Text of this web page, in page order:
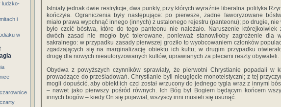
ludzko-
i
w
Istniały jednak dwie restrykcje, dwa punkty, przy których wyraźnie liberalna polityka
kończyła. Ograniczenia były następujące: po pierwsze, żadne faworyzowane
miało prawa wypchnąć innego (innych) z ustalonego rejestru (panteonu); po drugie, nie
było czcić bóstwa, które do tego panteonu nie należało. Naruszenie którejkolwiek
dwóch zasad nie mogło być tolerowane, ponieważ stanowiłoby zagrożenie dla
sakralnego: w przypadku zasady pierwszej groziło to wyobcowaniem członków
zgadzających się na marginalizację obiektu ich kultu; w drugim przypadku
drogę dla nowych nieautoryzowanych kultów, uprawianych za plecami reszty obywateli.
Obydwa z powyższych czynników sprawiały, że pierwotni Chrystianie popadali w
prowadzące do prześladowań. Chrystianie byli nieugięcie monoteistyczni; z tej
mogli dopuścić, aby obiekt ich czci został wrzucony do jednego tygla wraz z innymi
– nawet jako pierwszy pośród równych. Ich Bóg był Bogiem będącym końcem
innych bogów – kiedy On się pojawiał, wszyscy inni musieli się usunąć.